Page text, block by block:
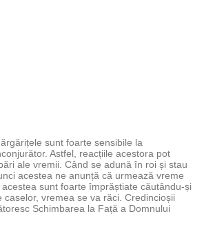
sunt foarte sensibile la
Astfel, reacțiile acestora pot
ale vremii. Când se adună în roi și stau
acestea ne anunță că urmează vreme
sunt foarte împrăștiate căutându-și
caselor, vremea se va răci. Credincioșii
Schimbarea la Față a Domnului